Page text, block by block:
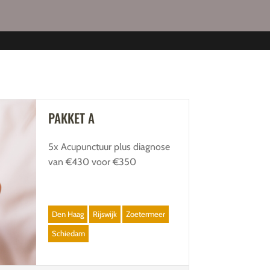
PAKKET A
5x Acupunctuur plus diagnose
van €430 voor €350
Den Haag Rijswijk
Zoetermeer
Schiedam